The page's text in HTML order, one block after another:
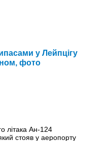
у Лейпцігу
фото
літака Ан-124
стояв у аеропорту